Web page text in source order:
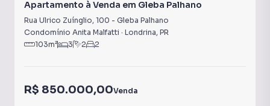
Apartamento à Venda em Gleba Palhano
Rua Ulrico Zuínglio, 100 - Gleba Palhano
Condomínio Anita Malfatti · Londrina, PR
103m² 3 2 2
R$ 850.000,00Venda